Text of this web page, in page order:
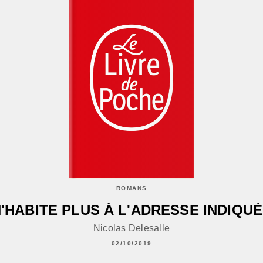
ROMANS
PLUS À L'ADRESSE
Nicolas Delesalle
02/10/2019